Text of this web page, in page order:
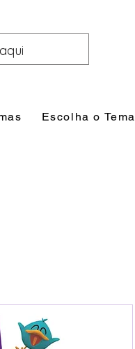
Escolha o Tema